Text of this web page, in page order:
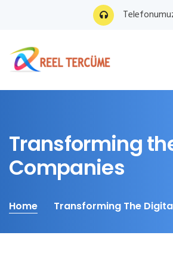
Transforming
Companies
Home Transforming The